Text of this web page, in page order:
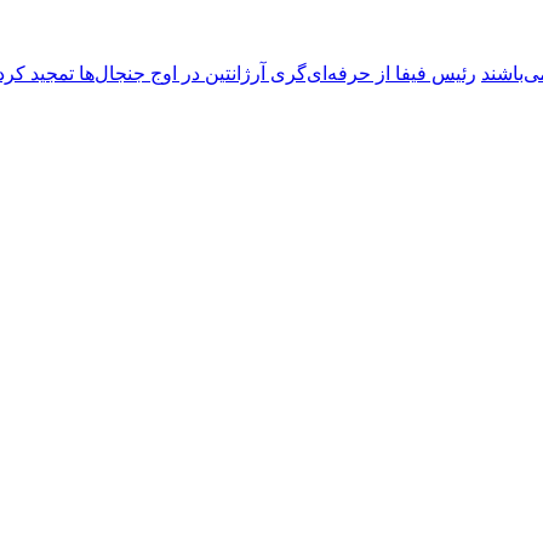
رئیس فیفا از حرفه‌ای‌گری آرژانتین در اوج جنجال‌ها تمجید